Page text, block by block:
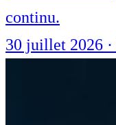
continu.
30 juillet 2026 ·